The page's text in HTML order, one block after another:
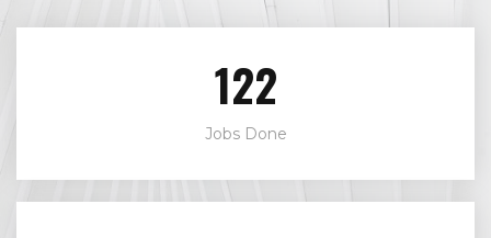
142
Jobs Done